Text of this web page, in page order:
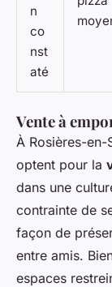
n
co
nst
até
Vente à
À Rosières-
optent pour la
dans une
contrainte de
façon de
entre amis.
espaces